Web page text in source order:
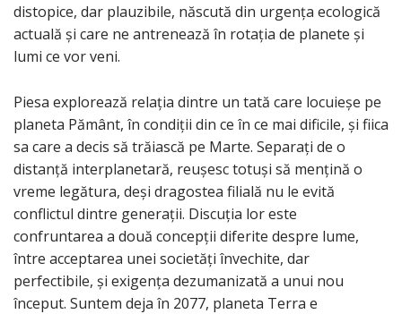
distopice, dar plauzibile, născută din urgența ecologică
actuală și care ne antrenează în rotația de planete și
lumi ce vor veni.
Piesa explorează relația dintre un tată care locuieșe pe
planeta Pământ, în condiții din ce în ce mai dificile, și fiica
sa care a decis să trăiască pe Marte. Separați de o
distanță interplanetară, reușesc totuși să mențină o
vreme legătura, deși dragostea filială nu le evită
conflictul dintre generații. Discuția lor este
confruntarea a două concepții diferite despre lume,
între acceptarea unei societăți învechite, dar
perfectibile, și exigența dezumanizată a unui nou
început. Suntem deja în 2077, planeta Terra e